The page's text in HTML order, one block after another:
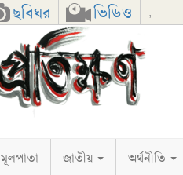
ছবিঘর ভিডিও ,
FacebookTwitterGoogle+
মূলপাতা জাতীয় অর্থনীতি